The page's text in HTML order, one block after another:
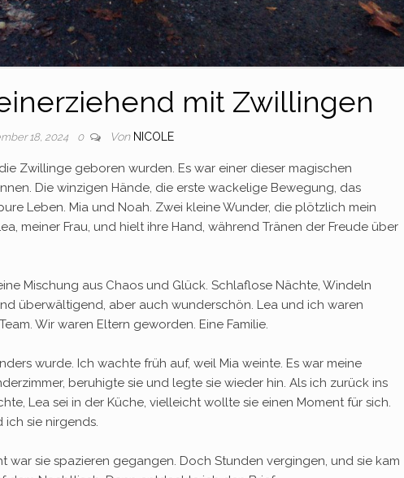
mit Zwillingen
18, 2024 0 Von NICOLE
Zwillinge geboren wurden. Es war einer dieser magischen
Die winzigen Hände, die erste wackelige Bewegung, das
Leben. Mia und Noah. Zwei kleine Wunder, die plötzlich mein
meiner Frau, und hielt ihre Hand, während Tränen der Freude über
Mischung aus Chaos und Glück. Schlaflose Nächte, Windeln
überwältigend, aber auch wunderschön. Lea und ich waren
Wir waren Eltern geworden. Eine Familie.
wurde. Ich wachte früh auf, weil Mia weinte. Es war meine
beruhigte sie und legte sie wieder hin. Als ich zurück ins
Lea sei in der Küche, vielleicht wollte sie einen Moment für sich.
sie nirgends.
war sie spazieren gegangen. Doch Stunden vergingen, und sie kam